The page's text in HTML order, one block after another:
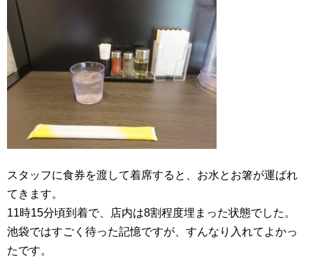
スタッフに食券を渡して着席すると、お水とお箸が運ばれ
てきます。
11時15分頃到着で、店内は8割程度埋まった状態でした。
池袋ではすごく待った記憶ですが、すんなり入れてよかっ
たです。